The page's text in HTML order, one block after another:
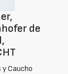
de
y Caucho